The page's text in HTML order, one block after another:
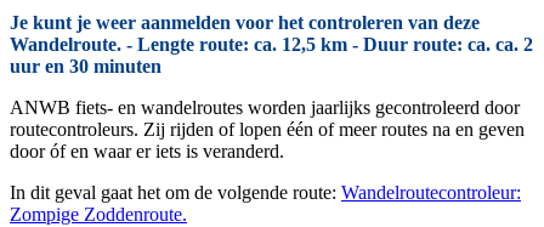
Je kunt je weer aanmelden voor het controleren van deze
Wandelroute. - Lengte route: ca. 12,5 km - Duur route: ca. ca. 2
uur en 30 minuten
ANWB fiets- en wandelroutes worden jaarlijks gecontroleerd door
routecontroleurs. Zij rijden of lopen één of meer routes na en geven
door óf en waar er iets is veranderd.
In dit geval gaat het om de volgende route: Wandelroutecontroleur:
Zompige Zoddenroute.